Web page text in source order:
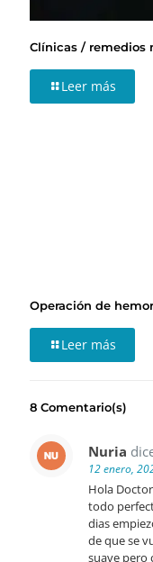
Clínicas / remedios
Leer más
Operación de
Leer más
8 Comentario(s)
Nuria
12 enero,
Hola
todo
dias
de que se
suave pero